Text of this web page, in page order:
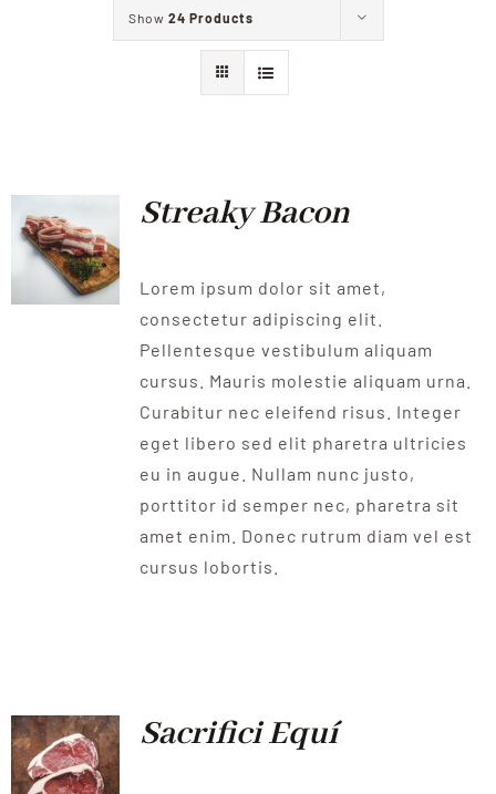
NOTICIES
CONTACTE
Show 24 Products
Streaky Bacon
Lorem ipsum dolor sit amet,
consectetur adipiscing elit.
Pellentesque vestibulum aliquam
cursus. Mauris molestie aliquam urna.
Curabitur nec eleifend risus. Integer
eget libero sed elit pharetra ultricies
eu in augue. Nullam nunc justo,
porttitor id semper nec, pharetra sit
amet enim. Donec rutrum diam vel est
cursus lobortis.
Sacrifici Equí